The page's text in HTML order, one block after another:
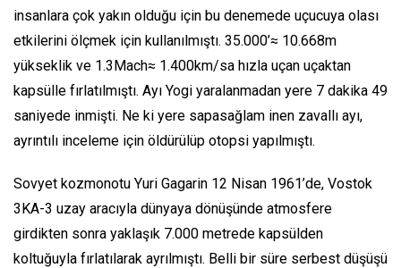
insanlara çok yakın olduğu için bu denemede uçucuya olası
etkilerini ölçmek için kullanılmıştı. 35.000’≈ 10.668m
yükseklik ve 1.3Mach≈ 1.400km/sa hızla uçan uçaktan
kapsülle fırlatılmıştı. Ayı Yogi yaralanmadan yere 7 dakika 49
saniyede inmişti. Ne ki yere sapasağlam inen zavallı ayı,
ayrıntılı inceleme için öldürülüp otopsi yapılmıştı.
Sovyet kozmonotu Yuri Gagarin 12 Nisan 1961’de, Vostok
3KA-3 uzay aracıyla dünyaya dönüşünde atmosfere
girdikten sonra yaklaşık 7.000 metrede kapsülden
koltuğuyla fırlatılarak ayrılmıştı. Belli bir süre serbest düşüşü